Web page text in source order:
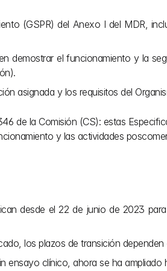
(GSPR) del Anexo I del MDR,
demostrar el funcionamiento y la
asignada y los requisitos del
de la Comisión (CS): estas
y las actividades
desde el 22 de junio de 2023
los plazos de transición
clínico, ahora se ha ampliado